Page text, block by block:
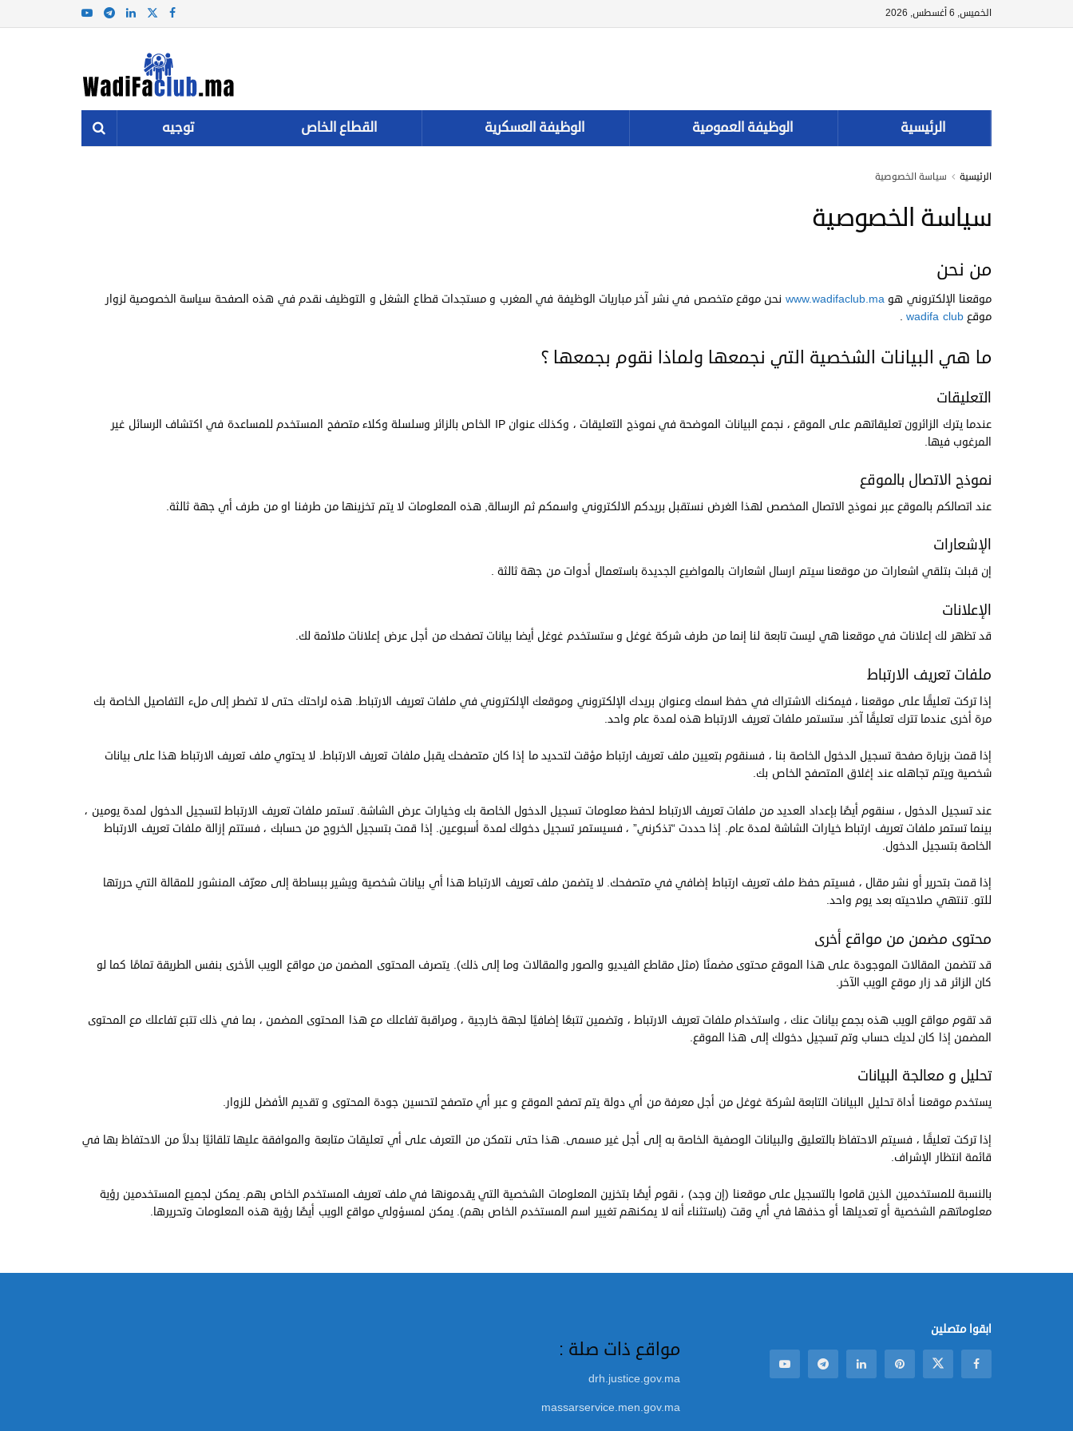
الخميس, 6 أغسطس, 2026
الرئيسية الوظيفة العمومية الوظيفة العسكرية القطاع الخاص توجيه
الرئيسية سياسة الخصوصية
سياسة الخصوصية
من نحن
موقعنا الإلكتروني هوwww.wadifaclub.ma نحن موقع متخصص في نشر آخر مباريات الوظيفة في المغرب و مستجدات قطاع الشغل و التوظيف نقدم في هذه الصفحة سياسة الخصوصية لزوار
موقعwadifa club
.
ما هي البيانات الشخصية التي نجمعها ولماذا نقوم بجمعها ؟
التعليقات
عندما يترك الزائرون تعليقاتهم على الموقع ، نجمع البيانات الموضحة في نموذج التعليقات ، وكذلك عنوان IP الخاص بالزائر وسلسلة وكلاء متصفح المستخدم للمساعدة في اكتشاف الرسائل غير
المرغوب فيها.
نموذج الاتصال بالموقع
عند اتصالكم بالموقع عبر نموذج الاتصال المخصص لهذا الغرض نستقبل بريدكم الالكتروني واسمكم ثم الرسالة, هذه المعلومات لا يتم تخزينها من طرفنا او من طرف أي جهة ثالثة.
الإشعارات
إن قبلت بتلقي اشعارات من موقعنا سيتم ارسال اشعارات بالمواضيع الجديدة باستعمال أدوات من جهة ثالثة .
الإعلانات
قد تظهر لك إعلانات في موقعنا هي ليست تابعة لنا إنما من طرف شركة غوغل و ستستخدم غوغل أيضا بيانات تصفحك من أجل عرض إعلانات ملائمة لك.
ملفات تعريف الارتباط
إذا تركت تعليقًا على موقعنا ، فيمكنك الاشتراك في حفظ اسمك وعنوان بريدك الإلكتروني وموقعك الإلكتروني في ملفات تعريف الارتباط. هذه لراحتك حتى لا تضطر إلى ملء التفاصيل الخاصة بك
مرة أخرى عندما تترك تعليقًا آخر. ستستمر ملفات تعريف الارتباط هذه لمدة عام واحد.
إذا قمت بزيارة صفحة تسجيل الدخول الخاصة بنا ، فسنقوم بتعيين ملف تعريف ارتباط مؤقت لتحديد ما إذا كان متصفحك يقبل ملفات تعريف الارتباط. لا يحتوي ملف تعريف الارتباط هذا على بيانات
شخصية ويتم تجاهله عند إغلاق المتصفح الخاص بك.
عند تسجيل الدخول ، سنقوم أيضًا بإعداد العديد من ملفات تعريف الارتباط لحفظ معلومات تسجيل الدخول الخاصة بك وخيارات عرض الشاشة. تستمر ملفات تعريف الارتباط لتسجيل الدخول لمدة يومين ،
بينما تستمر ملفات تعريف ارتباط خيارات الشاشة لمدة عام. إذا حددت “تذكرني” ، فسيستمر تسجيل دخولك لمدة أسبوعين. إذا قمت بتسجيل الخروج من حسابك ، فستتم إزالة ملفات تعريف الارتباط
الخاصة بتسجيل الدخول.
إذا قمت بتحرير أو نشر مقال ، فسيتم حفظ ملف تعريف ارتباط إضافي في متصفحك. لا يتضمن ملف تعريف الارتباط هذا أي بيانات شخصية ويشير ببساطة إلى معرّف المنشور للمقالة التي حررتها
للتو. تنتهي صلاحيته بعد يوم واحد.
محتوى مضمن من مواقع أخرى
قد تتضمن المقالات الموجودة على هذا الموقع محتوى مضمنًا (مثل مقاطع الفيديو والصور والمقالات وما إلى ذلك). يتصرف المحتوى المضمن من مواقع الويب الأخرى بنفس الطريقة تمامًا كما لو
كان الزائر قد زار موقع الويب الآخر.
قد تقوم مواقع الويب هذه بجمع بيانات عنك ، واستخدام ملفات تعريف الارتباط ، وتضمين تتبعًا إضافيًا لجهة خارجية ، ومراقبة تفاعلك مع هذا المحتوى المضمن ، بما في ذلك تتبع تفاعلك مع المحتوى
المضمن إذا كان لديك حساب وتم تسجيل دخولك إلى هذا الموقع.
تحليل و معالجة البيانات
يستخدم موقعنا أداة تحليل البيانات التابعة لشركة غوغل من أجل معرفة من أي دولة يتم تصفح الموقع و عبر أي متصفح لتحسين جودة المحتوى و تقديم الأفضل للزوار.
إذا تركت تعليقًا ، فسيتم الاحتفاظ بالتعليق والبيانات الوصفية الخاصة به إلى أجل غير مسمى. هذا حتى نتمكن من التعرف على أي تعليقات متابعة والموافقة عليها تلقائيًا بدلاً من الاحتفاظ بها في
قائمة انتظار الإشراف.
بالنسبة للمستخدمين الذين قاموا بالتسجيل على موقعنا (إن وجد) ، نقوم أيضًا بتخزين المعلومات الشخصية التي يقدمونها في ملف تعريف المستخدم الخاص بهم. يمكن لجميع المستخدمين رؤية
معلوماتهم الشخصية أو تعديلها أو حذفها في أي وقت (باستثناء أنه لا يمكنهم تغيير اسم المستخدم الخاص بهم). يمكن لمسؤولي مواقع الويب أيضًا رؤية هذه المعلومات وتحريرها.
ابقوا متصلين
مواقع ذات صلة :
drh.justice.gov.ma
massarservice.men.gov.ma